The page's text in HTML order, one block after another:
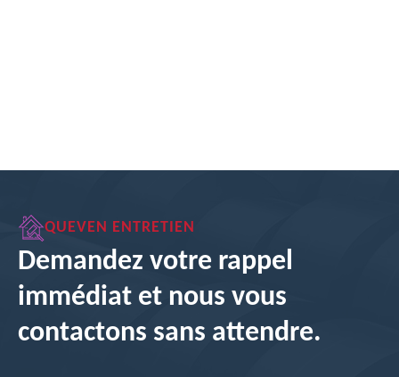
QUEVEN ENTRETIEN
Demandez votre rappel
immédiat et nous vous
contactons sans attendre.